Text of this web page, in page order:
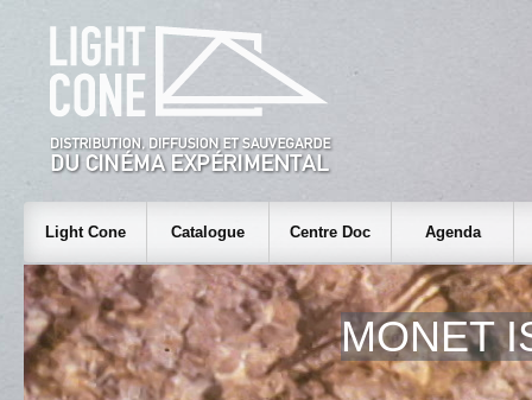
Light Cone Catalogue Centre Doc Agenda
MONET